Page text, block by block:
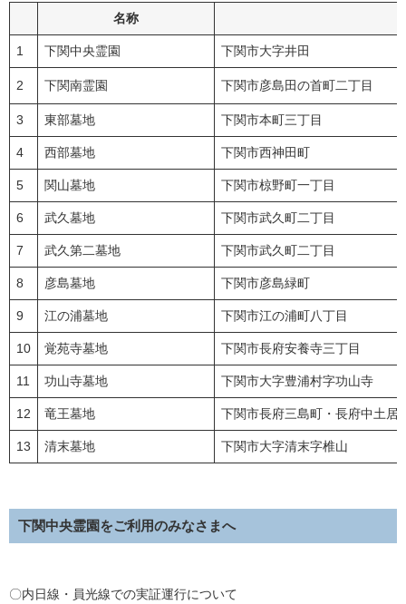
名称
1 下関中央霊園 下関市大字井田
2 下関南霊園 下関市彦島田の首町二丁目
3 東部墓地 下関市本町三丁目
4 西部墓地 下関市西神田町
5 関山墓地 下関市椋野町一丁目
6 武久墓地 下関市武久町二丁目
7 武久第二墓地 下関市武久町二丁目
8 彦島墓地 下関市彦島緑町
9 江の浦墓地 下関市江の浦町八丁目
10 覚苑寺墓地 下関市長府安養寺三丁目
11 功山寺墓地 下関市大字豊浦村字功山寺
12 竜王墓地 下関市長府三島町・長府中土居
13 清末墓地 下関市大字清末字椎山
下関中央霊園をご利用のみなさまへ
〇内日線・員光線での実証運行について